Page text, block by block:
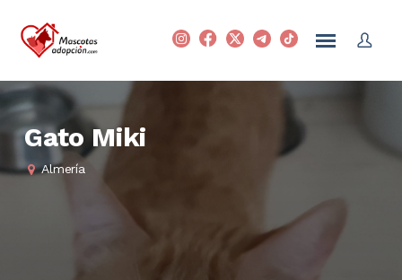
Gato Miki
Almería